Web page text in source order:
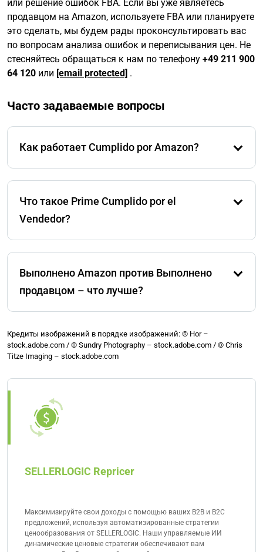
или решение ошибок FBA. Если вы уже являетесь
продавцом на Amazon, используете FBA или планируете
это сделать, мы будем рады проконсультировать вас
по вопросам анализа ошибок и переписывания цен. Не
стесняйтесь обращаться к нам по телефону +49 211 900
64 120 или [email protected] .
Часто задаваемые вопросы
Как работает Cumplido por Amazon?
логистический центр Amazon. Оттуда Amazon
берет на себя отбор и упаковку товаров при
Что такое Prime Cumplido por el
Vendedor?
этой модели продавец самостоятельно хранит
свои продукты и также отвечает за весь процесс
Однако продавцы также могут достичь статуса
Prime для своих предложений, если они
соответствуют определенным критериям
Выполнено Amazon против Выполнено
продавцом – что лучше?
используется для объемных товаров или тех,
которые продаются редко. Однако крупные
продавцы с собственной эффективной
через FBM также. Таким образом, «FBM против
Cumplido por Amazon» всегда является решением,
которое должно приниматься индивидуально.
Кредиты изображений в порядке изображений: © Hor –
stock.adobe.com / © Sundry Photography – stock.adobe.com / © Chris
Titze Imaging – stock.adobe.com
SELLERLOGIC Repricer
Максимизируйте свои доходы с помощью ваших B2B и B2C
предложений, используя автоматизированные стратегии
ценообразования от SELLERLOGIC. Наши управляемые ИИ
динамические ценовые стратегии обеспечивают вам